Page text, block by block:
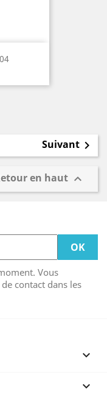
Suivant 
en haut 
Vous
contact dans les

